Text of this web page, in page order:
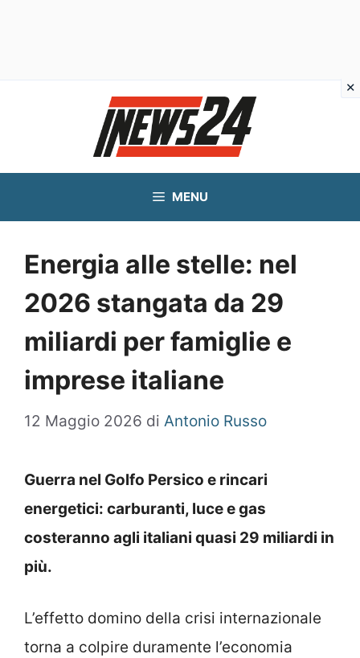
MENU
Energia alle stelle: nel
2026 stangata da 29
miliardi per famiglie e
imprese italiane
12 Maggio 2026 di Antonio Russo
Guerra nel Golfo Persico e rincari
energetici: carburanti, luce e gas
costeranno agli italiani quasi 29 miliardi in
più.
L’effetto domino della crisi internazionale
torna a colpire duramente l’economia